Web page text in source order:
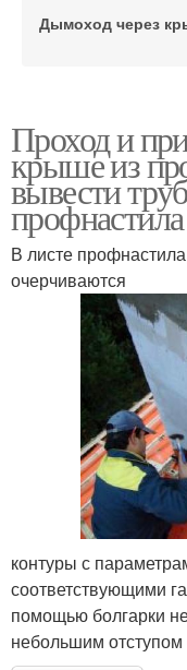
Дымоход через
Проход и
крыше из
вывести
профнастила
В листе
очерчиваются
контуры с
соответствующими
помощью болгарки
небольшим отступом